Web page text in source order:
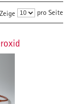
Zeige pro Seite